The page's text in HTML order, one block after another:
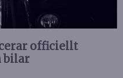
officiellt
bilar